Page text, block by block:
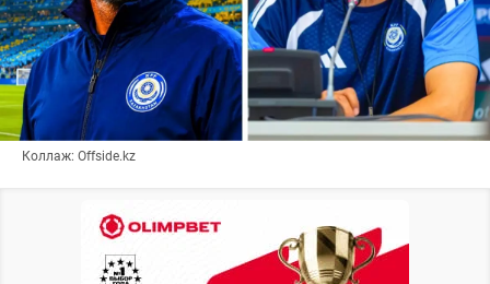
Коллаж: Offside.kz